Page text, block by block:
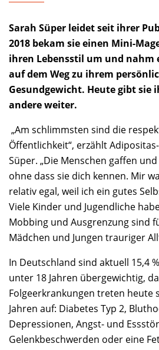
Sarah Süper leidet seit ihrer
2018 bekam sie einen Mini-
ihren Lebensstil um und nahm
auf dem Weg zu ihrem
Gesundgewicht. Heute gibt sie
andere weiter.
„Am schlimmsten sind die
Öffentlichkeit“, erzählt
Süper. „Die Menschen gaffen
ohne dass sie dich kennen. Mir
relativ egal, weil ich ein gutes
Viele Kinder und Jugendliche
Mobbing und Ausgrenzung sind
Mädchen und Jungen trauriger
In Deutschland sind aktuell 15,4
unter 18 Jahren übergewichtig,
Folgeerkrankungen treten heute
Jahren auf: Diabetes Typ 2,
Depressionen, Angst- und
Gelenkbeschwerden oder eine